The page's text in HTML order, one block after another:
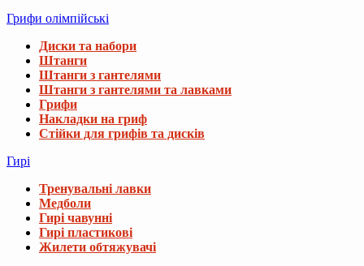
Грифи олімпійські
Диски та набори
Штанги
Штанги з гантелями
Штанги з гантелями та лавками
Грифи
Накладки на гриф
Стійки для грифів та дисків
Гирі
Тренувальні лавки
Медболи
Гирі чавунні
Гирі пластикові
Жилети обтяжувачі